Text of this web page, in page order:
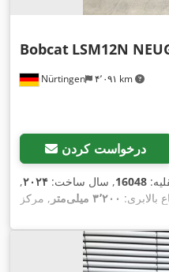
Nürtingen ۴٬۰۹۱ km
Bobcat LSM12N
درخواست کردن
16048, سال ساخت: ۲۰۲۴,
بالابری: ۳٬۲۰۰ میلی‌متر
, مرکز
۲٬۰۸۰ میلی‌متر , ولتاژ باتری:
, وزن کل: